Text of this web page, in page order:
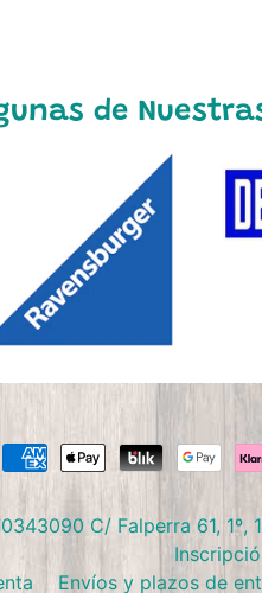
de
C/ Falperra 61,
Envíos y plazos de